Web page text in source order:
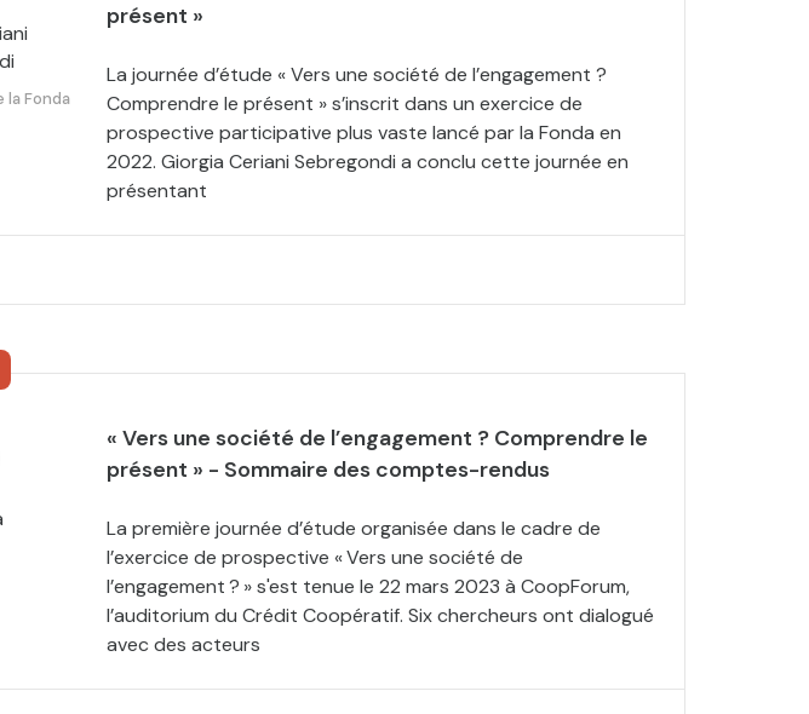
Fonda
présent »
La journée d’étude « Vers une société de l’engagement ?
Comprendre le présent » s’inscrit dans un exercice de
prospective participative plus vaste lancé par la Fonda en
2022. Giorgia Ceriani Sebregondi a conclu cette journée en
présentant
« Vers une société de l’engagement ? Comprendre le
présent » - Sommaire des comptes-rendus
La première journée d’étude organisée dans le cadre de
l’exercice de prospective « Vers une société de
l’engagement ? » s'est tenue le 22 mars 2023 à CoopForum,
l’auditorium du Crédit Coopératif. Six chercheurs ont dialogué
avec des acteurs